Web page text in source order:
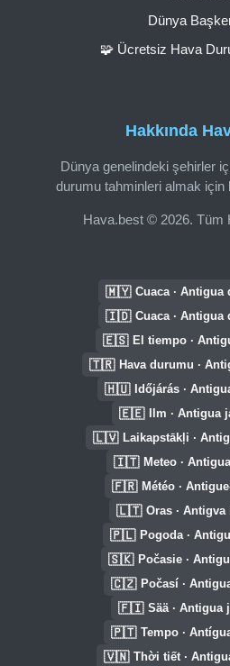
Hakkında
Dünya genelindeki şehirler
durumu tahminleri almak için
Hava.best © 2026. Tüm
Dünya
🧩 Ücretsiz Hava
🇲🇾 Cuaca · Antigua
🇮🇩 Cuaca · Antigua
🇪🇸 El tiempo ·
🇹🇷 Hava durumu ·
🇭🇺 Időjárás ·
🇪🇪 Ilm · Antigua
🇱🇻 Laikapstākļi ·
🇮🇹 Meteo ·
🇫🇷 Météo ·
🇱🇹 Oras ·
🇵🇱 Pogoda ·
🇸🇰 Počasie ·
🇨🇿 Počasí ·
🇫🇮 Sää · Antigua
🇵🇹 Tempo ·
🇻🇳 Thời tiết ·